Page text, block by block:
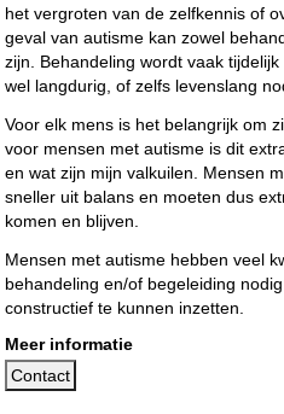
het vergroten van de zelfkennis of
geval van autisme kan zowel
zijn. Behandeling wordt vaak
wel langdurig, of zelfs levenslang
Voor elk mens is het belangrijk om
voor mensen met autisme is dit
en wat zijn mijn valkuilen. Mensen
sneller uit balans en moeten dus
komen en blijven.
Mensen met autisme hebben veel
behandeling en/of begeleiding
constructief te kunnen inzetten.
Meer informatie
Contact